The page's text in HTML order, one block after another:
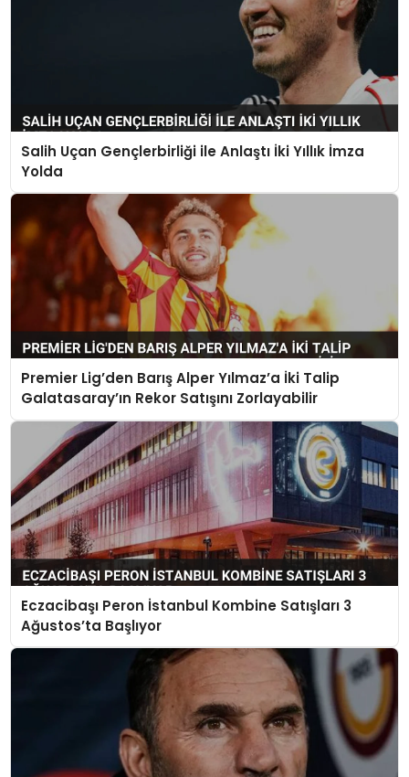
Salih Uçan Gençlerbirliği ile Anlaştı İki Yıllık İmza
Yolda
Premier Lig’den Barış Alper Yılmaz’a İki Talip
Galatasaray’ın Rekor Satışını Zorlayabilir
Eczacibaşı Peron İstanbul Kombine Satışları 3
Ağustos’ta Başlıyor